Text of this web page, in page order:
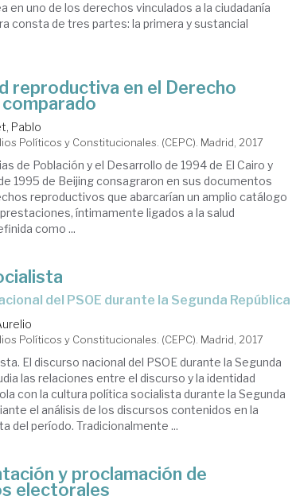
en uno de los derechos vinculados a la ciudadanía
consta de tres partes: la primera y sustancial
reproductiva en el Derecho
Pablo
Políticos y Constitucionales. (CEPC). Madrid, 2017
de Población y el Desarrollo de 1994 de El Cairo y
1995 de Beijing consagraron en sus documentos
reproductivos que abarcarían un amplio catálogo
íntimamente ligados a la salud
como ...
del PSOE durante la Segunda República
Políticos y Constitucionales. (CEPC). Madrid, 2017
El discurso nacional del PSOE durante la Segunda
las relaciones entre el discurso y la identidad
con la cultura política socialista durante la Segunda
el análisis de los discursos contenidos en la
del período. Tradicionalmente ...
y proclamación de
electorales